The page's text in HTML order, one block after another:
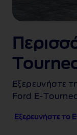
Εξερευνήστε
Ford
Εξερευνήστε το